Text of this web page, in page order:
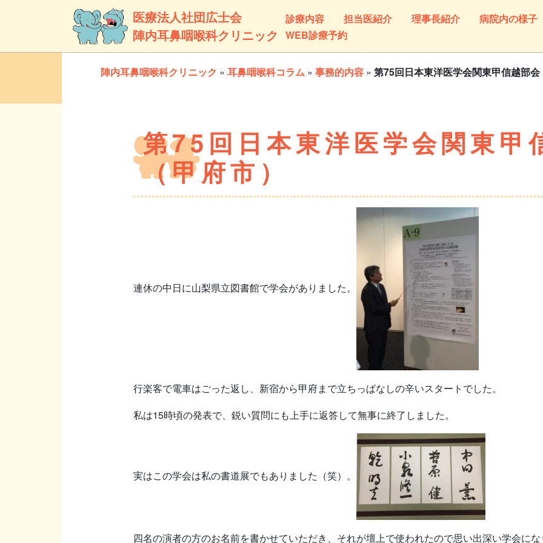
医療法人社団広士会
陣内耳鼻咽喉科クリニック
診療内容 担当医紹介 理事長紹介 病院内の様子
WEB診療予約
陣内耳鼻咽喉科クリニック » 耳鼻咽喉科コラム » 事務的内容 » 第75回日本東洋医学会関東甲信越部会
第75回日本東洋医学会関東甲
（甲府市）
連休の中日に山梨県立図書館で学会がありました。
行楽客で電車はごった返し、新宿から甲府まで立ちっぱなしの辛いスタートでした。
私は15時頃の発表で、鋭い質問にも上手に返答して無事に終了しました。
実はこの学会は私の書道展でもありました（笑）。
四名の演者の方のお名前を書かせていただき、それが壇上で使われたので思い出深い学会にな